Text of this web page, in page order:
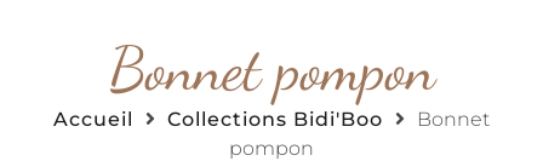
Bonnet pompon
Accueil Collections Bidi'Boo
Bonnet
pompon